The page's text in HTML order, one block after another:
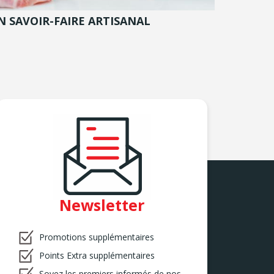
SAVOIR-FAIRE ARTISANAL
Newsletter
Promotions supplémentaires
Points Extra supplémentaires